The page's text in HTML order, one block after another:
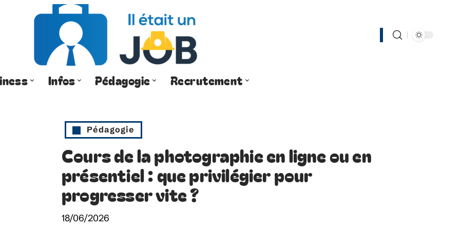
Infos Pédagogie Recrutement
Pédagogie
Cours de la photographie en ligne ou en
présentiel : que privilégier pour
progresser vite ?
18/06/2026